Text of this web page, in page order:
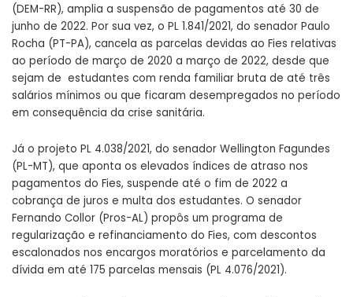
(DEM-RR), amplia a suspensão de pagamentos até 30 de
junho de 2022. Por sua vez, o PL 1.841/2021, do senador Paulo
Rocha (PT-PA), cancela as parcelas devidas ao Fies relativas
ao período de março de 2020 a março de 2022, desde que
sejam de estudantes com renda familiar bruta de até três
salários mínimos ou que ficaram desempregados no período
em consequência da crise sanitária.
Já o projeto PL 4.038/2021, do senador Wellington Fagundes
(PL-MT), que aponta os elevados índices de atraso nos
pagamentos do Fies, suspende até o fim de 2022 a
cobrança de juros e multa dos estudantes. O senador
Fernando Collor (Pros-AL) propôs um programa de
regularização e refinanciamento do Fies, com descontos
escalonados nos encargos moratórios e parcelamento da
dívida em até 175 parcelas mensais (PL 4.076/2021).